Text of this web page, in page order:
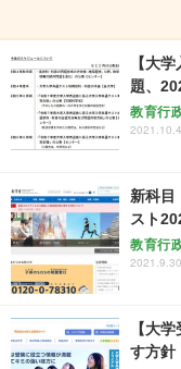
【大
題、
教育行
新科目
スト
教育行
【大
す方針